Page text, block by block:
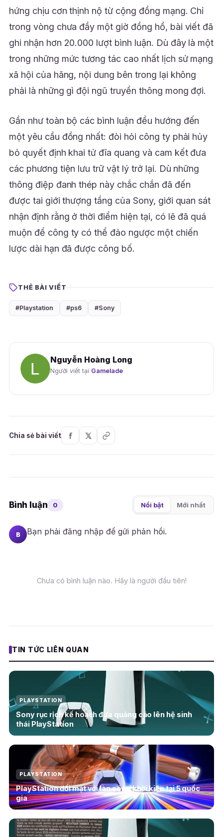
hứng chịu cơn thịnh nộ từ cộng đồng mạng. Chỉ
trong vòng chưa đầy một giờ đồng hồ, bài viết đã
ghi nhận hơn 20.000 lượt bình luận. Dù đây là một
trong những mức tương tác cao nhất lịch sử mạng
xã hội của hãng, nội dung bên trong lại không
phải là những gì đội ngũ truyền thông mong đợi.
Gần như toàn bộ các bình luận đều hướng đến
một yêu cầu đồng nhất: đòi hỏi công ty phải hủy
bỏ quyết định khai tử đĩa quang và cam kết đưa
các phương tiện lưu trữ vật lý trở lại. Dù những
thông điệp đanh thép này chắc chắn đã đến
được tai giới thượng tầng của Sony, giới quan sát
nhận định rằng ở thời điểm hiện tại, có lẽ đã quá
muộn để công ty có thể đảo ngược một chiến
lược dài hạn đã được công bố.
THẺ BÀI VIẾT
#Playstation #ps6 #Sony
Nguyễn Hoàng Long
Người viết tại Gamelade
Chia sẻ bài viết
Bình luận 0 Nổi bật Mới nhất
B Bạn phải đăng nhập để gửi phản hồi.
Chưa có bình luận nào. Hãy là người đầu tiên!
TIN TỨC LIÊN QUAN
PLAYSTATION
Sony rục rịch kế hoạch đưa quảng cáo lên hệ sinh
thái PlayStation
PLAYSTATION
PlayStation đối mặt với làn sóng khởi kiện tại 5 quốc
gia